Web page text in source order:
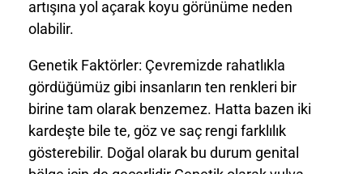
artışına yol açarak koyu görünüme neden
olabilir.
Genetik Faktörler: Çevremizde rahatlıkla
gördüğümüz gibi insanların ten renkleri bir
birine tam olarak benzemez. Hatta bazen iki
kardeşte bile te, göz ve saç rengi farklılık
gösterebilir. Doğal olarak bu durum genital